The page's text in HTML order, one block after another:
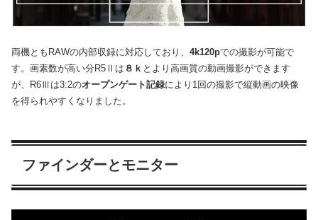
両機ともRAWの内部収録に対応しており、 4k120pでの撮影が可能で
す。画素数が高い分R5Ⅱは ８ｋ とより高画質の動画撮影ができます
が、R6Ⅲは3:2のオープンゲート記録により1回の撮影で縦動画の映像
を得られやすくなりました。
ファインダーとモニター